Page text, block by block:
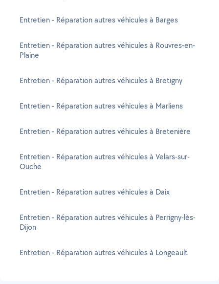
Entretien - Réparation autres véhicules à Barges
Entretien - Réparation autres véhicules à Rouvres-en-
Plaine
Entretien - Réparation autres véhicules à Bretigny
Entretien - Réparation autres véhicules à Marliens
Entretien - Réparation autres véhicules à Bretenière
Entretien - Réparation autres véhicules à Velars-sur-
Ouche
Entretien - Réparation autres véhicules à Daix
Entretien - Réparation autres véhicules à Perrigny-lès-
Dijon
Entretien - Réparation autres véhicules à Longeault